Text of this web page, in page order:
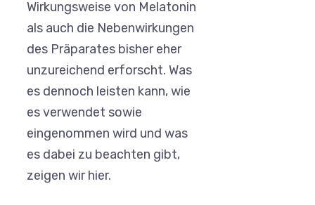
Wirkungsweise von Melatonin
als auch die Nebenwirkungen
des Präparates bisher eher
unzureichend erforscht. Was
es dennoch leisten kann, wie
es verwendet sowie
eingenommen wird und was
es dabei zu beachten gibt,
zeigen wir hier.